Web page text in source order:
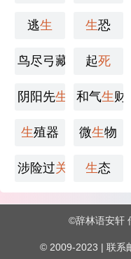
逃生 生恐
鸟尽弓藏，兔死狗烹
起死
阴阳先生 和气生财
生殖器 微生物
涉险过关 生态
©辞林语安轩
© 2009-2023 | 联系